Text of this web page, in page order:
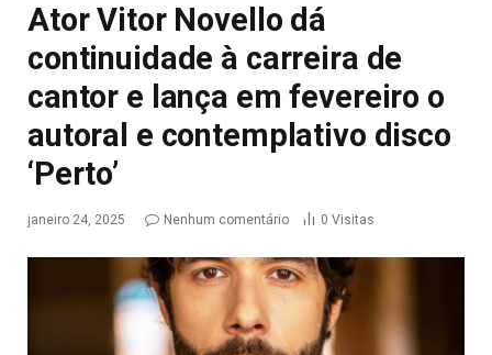
Ator Vitor Novello dá
continuidade à carreira de
cantor e lança em fevereiro o
autoral e contemplativo disco
‘Perto’
janeiro 24, 2025 Nenhum comentário 0 Visitas